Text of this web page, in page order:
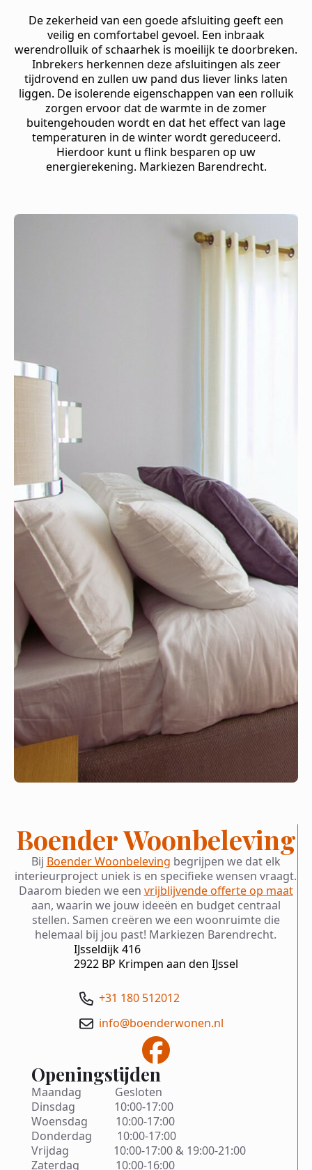
De zekerheid van een goede afsluiting geeft een
veilig en comfortabel gevoel. Een inbraak
werendrolluik of schaarhek is moeilijk te doorbreken.
Inbrekers herkennen deze afsluitingen als zeer
tijdrovend en zullen uw pand dus liever links laten
liggen. De isolerende eigenschappen van een rolluik
zorgen ervoor dat de warmte in de zomer
buitengehouden wordt en dat het effect van lage
temperaturen in de winter wordt gereduceerd.
Hierdoor kunt u flink besparen op uw
energierekening. Markiezen Barendrecht.
Boender Woonbeleving
Bij Boender Woonbeleving begrijpen we dat elk
interieurproject uniek is en specifieke wensen vraagt.
Daarom bieden we een vrijblijvende offerte op maat
aan, waarin we jouw ideeën en budget centraal
stellen. Samen creëren we een woonruimte die
helemaal bij jou past! Markiezen Barendrecht.
IJsseldijk 416
2922 BP Krimpen aan den IJssel
+31 180 512012
info@boenderwonen.nl
Openingstijden
Maandag Gesloten
Dinsdag 10:00-17:00
Woensdag 10:00-17:00
Donderdag 10:00-17:00
Vrijdag 10:00-17:00 & 19:00-21:00
Zaterdag 10:00-16:00